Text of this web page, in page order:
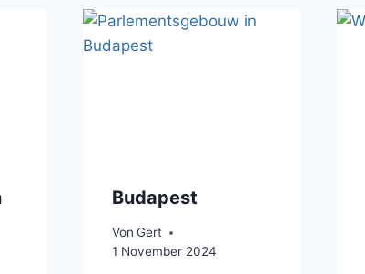
Budapest
Von Gert
1 November 2024